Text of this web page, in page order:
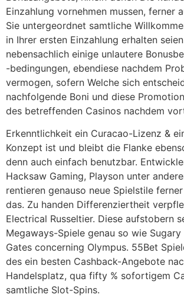
Einzahlung vornehmen mussen, ferner
Sie untergeordnet samtliche
in Ihrer ersten Einzahlung erhalten
nebensachlich einige unlautere
-bedingungen, ebendiese nachdem
vermogen, sofern Welche sich
nachfolgende Boni und diese
des betreffenden Casinos nachdem
Erkenntlichkeit ein Curacao-Lizenz &
Konzept ist und bleibt die Flanke
denn auch einfach benutzbar.
Hacksaw Gaming, Playson unter
rentieren genauso neue Spielstile
das. Zu handen Differenziertheit
Electrical Russeltier. Diese aufstobern
Megaways-Spiele genau so wie
Gates concerning Olympus. 55Bet
des ein besten Cashback-Angebote
Handelsplatz, qua fifty % sofortigem
samtliche Slot-Spins.